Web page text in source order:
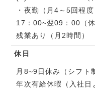
・夜勤（月4～5回程度
17：00~翌09：00（休
残業あり（月2時間）
休日
月8~9日休み（シフト
年次有給休暇（入社